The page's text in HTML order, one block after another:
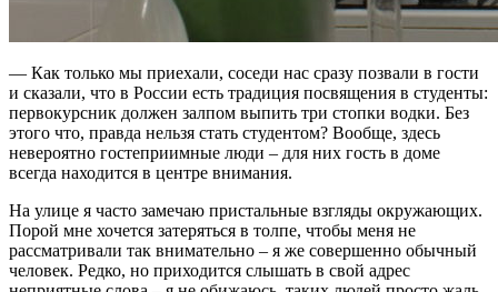
— Как только мы приехали, соседи нас сразу позвали в гости
и сказали, что в России есть традиция посвящения в студенты:
первокурсник должен залпом выпить три стопки водки. Без
этого что, правда нельзя стать студентом? Вообще, здесь
невероятно гостеприимные люди – для них гость в доме
всегда находится в центре внимания.
На улице я часто замечаю пристальные взгляды окружающих.
Порой мне хочется затеряться в толпе, чтобы меня не
рассматривали так внимательно – я же совершенно обычный
человек. Редко, но приходится слышать в свой адрес